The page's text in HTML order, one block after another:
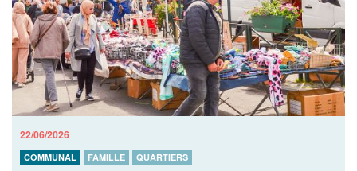
22/06/2026
COMMUNAL FAMILLE QUARTIERS